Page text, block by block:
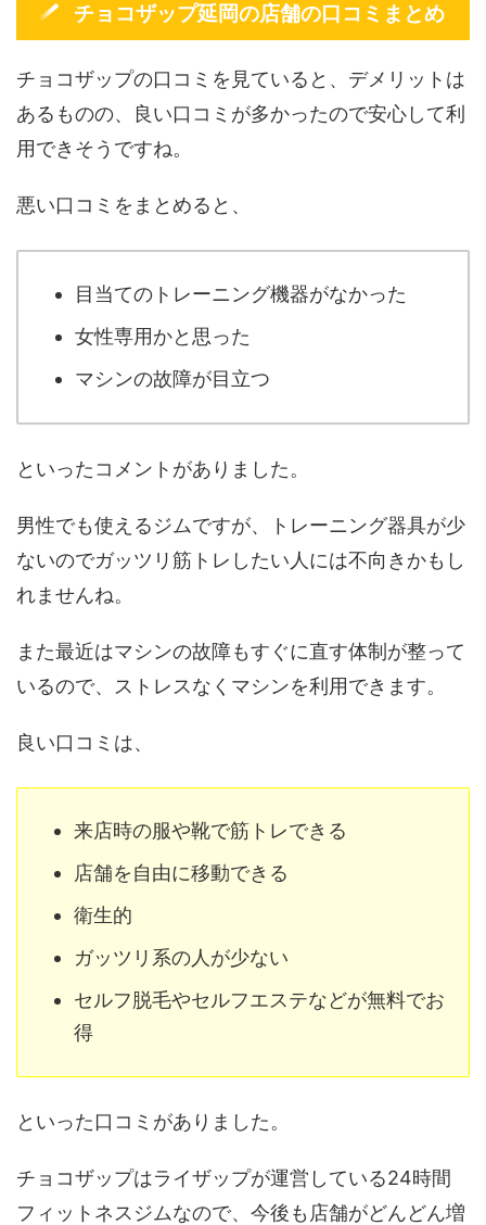
チョコザップ延岡の店舗の口コミまとめ
チョコザップの口コミを見ていると、デメリットは
あるものの、良い口コミが多かったので安心して利
用できそうですね。
悪い口コミをまとめると、
目当てのトレーニング機器がなかった
女性専用かと思った
マシンの故障が目立つ
といったコメントがありました。
男性でも使えるジムですが、トレーニング器具が少
ないのでガッツリ筋トレしたい人には不向きかもし
れませんね。
また最近はマシンの故障もすぐに直す体制が整って
いるので、ストレスなくマシンを利用できます。
良い口コミは、
来店時の服や靴で筋トレできる
店舗を自由に移動できる
衛生的
ガッツリ系の人が少ない
セルフ脱毛やセルフエステなどが無料でお
得
といった口コミがありました。
チョコザップはライザップが運営している24時間
フィットネスジムなので、今後も店舗がどんどん増